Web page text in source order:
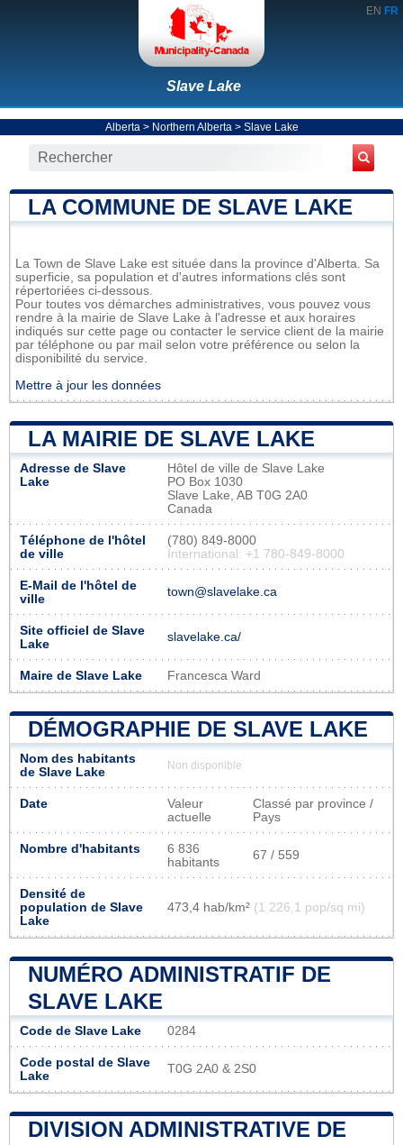
EN FR
Slave Lake
Alberta > Northern Alberta > Slave Lake
LA COMMUNE DE SLAVE LAKE
La Town de Slave Lake est située dans la province d'Alberta. Sa
superficie, sa population et d'autres informations clés sont
répertoriées ci-dessous.
Pour toutes vos démarches administratives, vous pouvez vous
rendre à la mairie de Slave Lake à l'adresse et aux horaires
indiqués sur cette page ou contacter le service client de la mairie
par téléphone ou par mail selon votre préférence ou selon la
disponibilité du service.
Mettre à jour les données
LA MAIRIE DE SLAVE LAKE
Adresse de Slave
Lake
Hôtel de ville de Slave Lake
PO Box 1030
Slave Lake, AB T0G 2A0
Canada
Téléphone de l'hôtel
de ville
(780) 849-8000
International: +1 780-849-8000
E-Mail de l'hôtel de
ville
town@slavelake.ca
Site officiel de Slave
Lake
slavelake.ca/
Maire de Slave Lake Francesca Ward
DÉMOGRAPHIE DE SLAVE LAKE
Nom des habitants
de Slave Lake
Non disponible
Date
Valeur
actuelle
Classé par province /
Pays
Nombre d'habitants
6 836
habitants
67 / 559
Densité de
population de Slave
Lake
473,4 hab/km² (1 226,1 pop/sq mi)
NUMÉRO ADMINISTRATIF DE
SLAVE LAKE
Code de Slave Lake 0284
Code postal de Slave
Lake
T0G 2A0 & 2S0
DIVISION ADMINISTRATIVE DE